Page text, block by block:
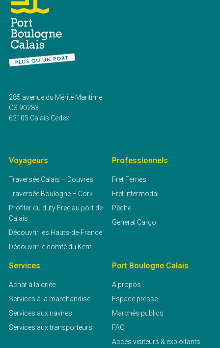
285 avenue du Mérite Maritime
CS 90283
62105 Calais Cedex
Voyageurs
Traversée Calais – Douvres
Traversée Boulogne – Cork
Profiter du duty Free au port de
Calais
Découvrir les Hauts-de-France
Découvrir le comté du Kent
Professionnels
Fret Ferries
Fret intermodal
Pêche
General Cargo
Services
Achat à la criée
Services à la marchandise
Services aux navires
Services aux transporteurs
Port Boulogne Calais
A propos
Espace presse
Marchés publics
FAQ
Accès visiteurs & exploitants